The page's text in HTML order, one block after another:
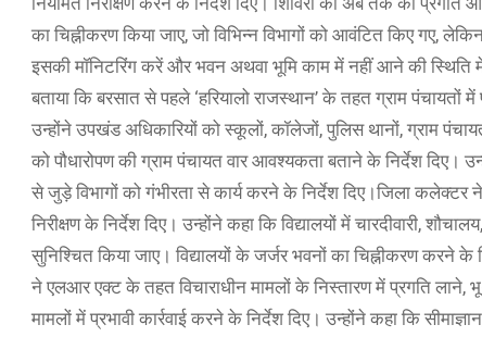
का चिह्नीकरण किया जाए, जो विभिन्न विभागों को आवंटित किए गए,
इसकी मॉनिटरिंग करें और भवन अथवा भूमि काम में नहीं आने की
बताया कि बरसात से पहले ‘हरियालो राजस्थान’ के तहत ग्राम पंचायतों
उन्होंने उपखंड अधिकारियों को स्कूलों, कॉलेजों, पुलिस थानों, ग्राम
को पौधारोपण की ग्राम पंचायत वार आवश्यकता बताने के निर्देश दिए।
से जुड़े विभागों को गंभीरता से कार्य करने के निर्देश दिए।जिला
निरीक्षण के निर्देश दिए। उन्होंने कहा कि विद्यालयों में चारदीवारी,
सुनिश्चित किया जाए। विद्यालयों के जर्जर भवनों का चिह्नीकरण
ने एलआर एक्ट के तहत विचाराधीन मामलों के निस्तारण में प्रगति लाने,
मामलों में प्रभावी कार्रवाई करने के निर्देश दिए। उन्होंने कहा कि